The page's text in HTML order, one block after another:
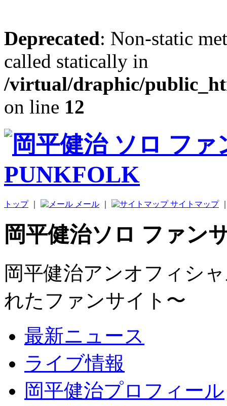
Deprecated: Non-static
called statically in
/virtual/draphic/
on line 12
トップ｜ メール サイトマップ
岡平健治ソロ ファン
岡平健治アンオフィシ
れたファンサイト〜
最新ニュース
ライブ情報
岡平健治プロフィール